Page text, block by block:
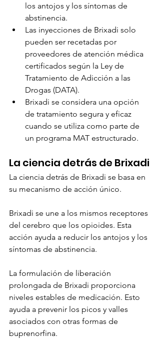
los antojos y los síntomas de
abstinencia.
Las inyecciones de Brixadi solo
pueden ser recetadas por
proveedores de atención médica
certificados según la Ley de
Tratamiento de Adicción a las
Drogas (DATA).
Brixadi se considera una opción
de tratamiento segura y eficaz
cuando se utiliza como parte de
un programa MAT estructurado.
La ciencia detrás de Brixadi
La ciencia detrás de Brixadi se basa en
su mecanismo de acción único.
Brixadi se une a los mismos receptores
del cerebro que los opioides. Esta
acción ayuda a reducir los antojos y los
síntomas de abstinencia.
La formulación de liberación
prolongada de Brixadi proporciona
niveles estables de medicación. Esto
ayuda a prevenir los picos y valles
asociados con otras formas de
buprenorfina.